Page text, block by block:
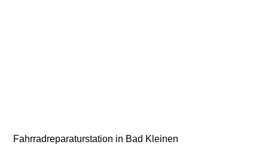
Fahrradreparaturstation in Bad Kleinen